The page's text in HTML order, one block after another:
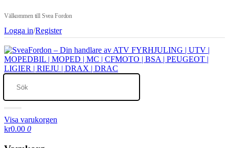
Välkommen till Svea Fordon
Logga in/Register
Visa varukorgen
kr0.00 0